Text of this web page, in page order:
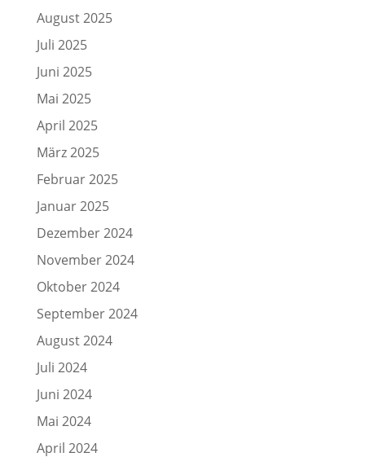
August 2025
Juli 2025
Juni 2025
Mai 2025
April 2025
März 2025
Februar 2025
Januar 2025
Dezember 2024
November 2024
Oktober 2024
September 2024
August 2024
Juli 2024
Juni 2024
Mai 2024
April 2024